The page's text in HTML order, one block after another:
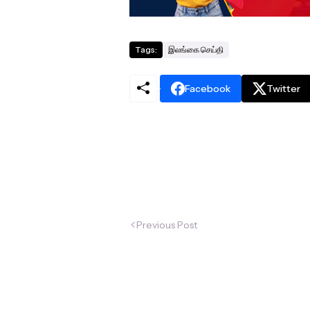
Tags: இலங்கை செய்தி
Facebook Twitter
Previous Post